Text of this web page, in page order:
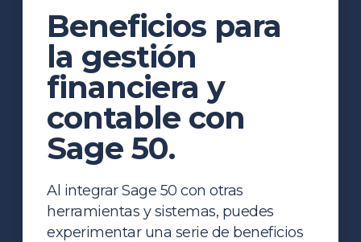
Beneficios para
la gestión
financiera y
contable con
Sage 50.
Al integrar Sage 50 con otras
herramientas y sistemas, puedes
experimentar una serie de beneficios